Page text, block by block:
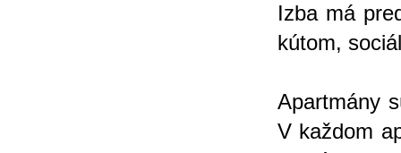
Izba má
kútom,
Apartmány
V každom